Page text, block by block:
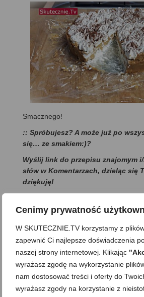
Cenimy prywatność
W SKUTECZNIE.TV korzystamy z
zapewnić Ci najlepsze doświadczenia
naszej strony internetowej. Klikając
wyrażasz zgodę na wykorzystanie
nam dostosować treści i oferty do
wyrażasz zgody na korzystanie z
Smacznego!
:: Spróbujesz? A może już po
się… ze smakiem:)?
Wyślij link do przepisu znajomym
słów w Komentarzach, dzieląc się
dziękuję!
...a jeśliczujesz, że to, co
KAWĘ☕
Podobał Ci się
przepis?